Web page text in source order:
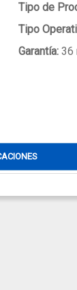
Tipo de
Tipo
Garantía:36